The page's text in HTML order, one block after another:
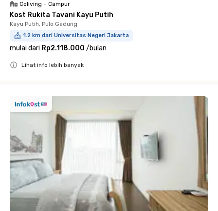
Coliving • Campur
Kost Rukita Tavani Kayu Putih
Kayu Putih, Pulo Gadung
1.2 km dari Universitas Negeri Jakarta
mulai dari Rp2.118.000 /bulan
Lihat info lebih banyak